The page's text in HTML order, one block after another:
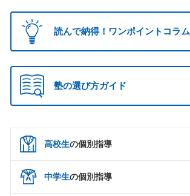
読んで納得！ワンポイントコラム
塾の選び方ガイド
高校生の個別指導
中学生の個別指導